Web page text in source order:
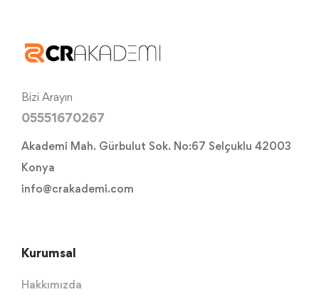
Bizi Arayın
05551670267
Akademi Mah. Gürbulut Sok. No:67 Selçuklu 42003
Konya
info@crakademi.com
Kurumsal
Hakkımızda